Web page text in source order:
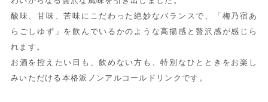
酸味、甘味、苦味にこだわった絶妙なバランスで、「梅乃宿あ
らごしゆず」を飲んでいるかのような高揚感と贅沢感が感じら
れます。
お酒を控えたい日も、飲めない方も、特別なひとときをお楽し
みいただける本格派ノンアルコールドリンクです。